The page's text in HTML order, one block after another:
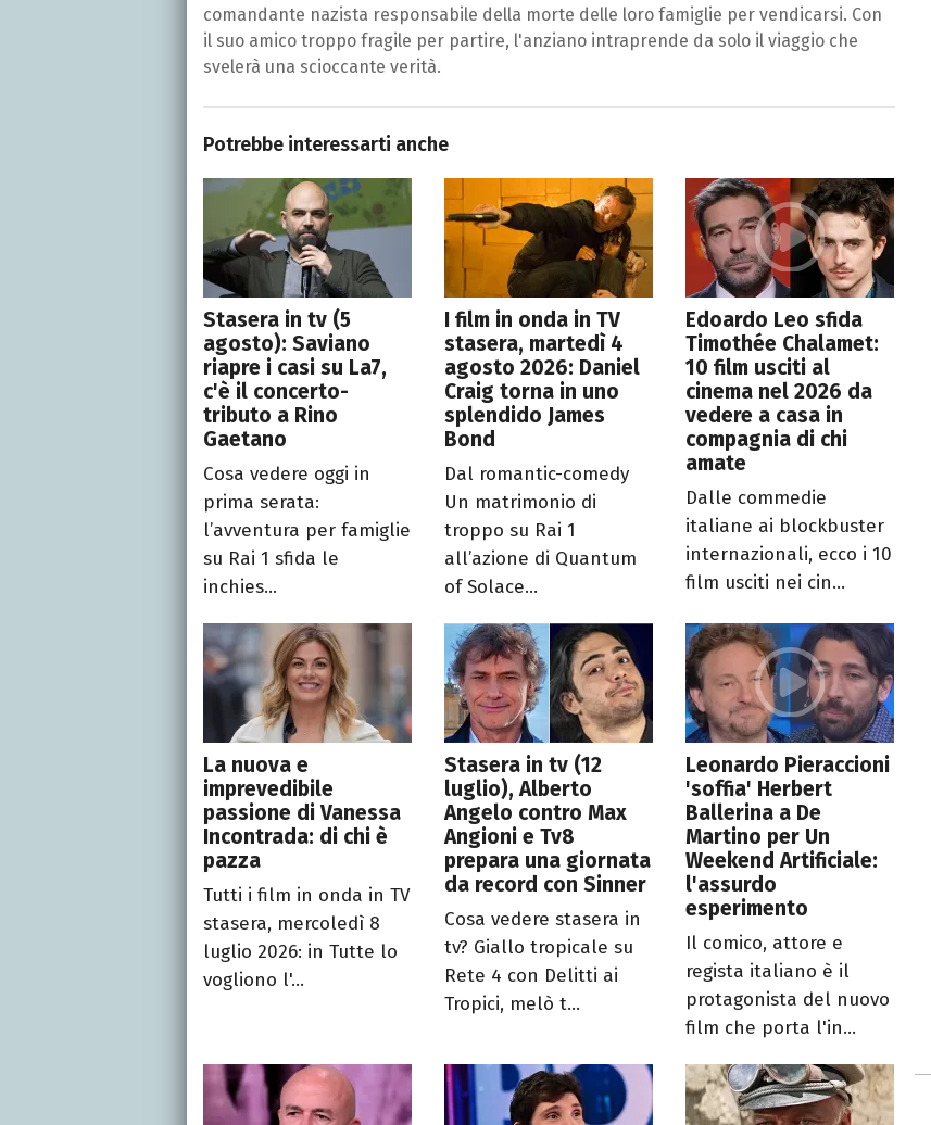
comandante nazista responsabile della morte delle loro famiglie per vendicarsi. Con
il suo amico troppo fragile per partire, l'anziano intraprende da solo il viaggio che
svelerà una scioccante verità.
Potrebbe interessarti anche
Stasera in tv (5
agosto): Saviano
riapre i casi su La7,
c'è il concerto-
tributo a Rino
Gaetano
Cosa vedere oggi in
prima serata:
l’avventura per famiglie
su Rai 1 sfida le
inchies...
I film in onda in TV
stasera, martedì 4
agosto 2026: Daniel
Craig torna in uno
splendido James
Bond
Dal romantic-comedy
Un matrimonio di
troppo su Rai 1
all’azione di Quantum
of Solace...
Edoardo Leo sfida
Timothée Chalamet:
10 film usciti al
cinema nel 2026 da
vedere a casa in
compagnia di chi
amate
Dalle commedie
italiane ai blockbuster
internazionali, ecco i 10
film usciti nei cin...
La nuova e
imprevedibile
passione di Vanessa
Incontrada: di chi è
pazza
Tutti i film in onda in TV
stasera, mercoledì 8
luglio 2026: in Tutte lo
vogliono l'...
Stasera in tv (12
luglio), Alberto
Angelo contro Max
Angioni e Tv8
prepara una giornata
da record con Sinner
Cosa vedere stasera in
tv? Giallo tropicale su
Rete 4 con Delitti ai
Tropici, melò t...
Leonardo Pieraccioni
'soffia' Herbert
Ballerina a De
Martino per Un
Weekend Artificiale:
l'assurdo
esperimento
Il comico, attore e
regista italiano è il
protagonista del nuovo
film che porta l'in...